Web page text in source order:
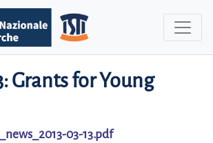
Grants for Young
03-13.pdf